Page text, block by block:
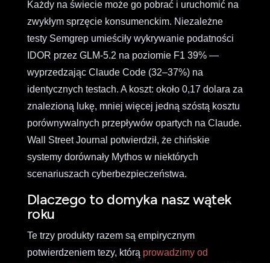
Każdy na świecie może go pobrać i uruchomić na
zwykłym sprzęcie konsumenckim. Niezależne
testy Semgrep umieściły wykrywanie podatności
IDOR przez GLM-5.2 na poziomie F1 39% —
wyprzedzając Claude Code (32–37%) na
identycznych testach. A koszt: około 0,17 dolara za
znalezioną lukę, mniej więcej jedną szóstą kosztu
porównywalnych przepływów opartych na Claude.
Wall Street Journal potwierdził, że chińskie
systemy dorównały Mythos w niektórych
scenariuszach cyberbezpieczeństwa.
Dlaczego to domyka nasz wątek
roku
Te trzy produkty razem są empirycznym
potwierdzeniem tezy, którą prowadzimy od